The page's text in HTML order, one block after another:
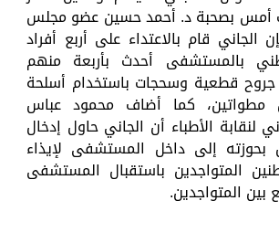
أمس بصحبة د. أحمد حسين عضو مجلس
الجاني قام بالاعتداء على أربع أفراد
بالمستشفى أحدث بأربعة منهم
جروح قطعية وسحجات باستخدام أسلحة
مطواتين، كما أضاف محمود عباس
لنقابة الأطباء أن الجاني حاول إدخال
إلى داخل المستشفى لإيذاء
المتواجدين باستقبال المستشفى
بين المتواجدين.